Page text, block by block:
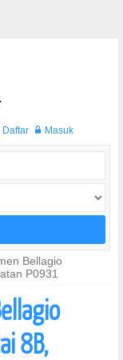
Daftar w Masuk
Bellagio
P0931
8B,